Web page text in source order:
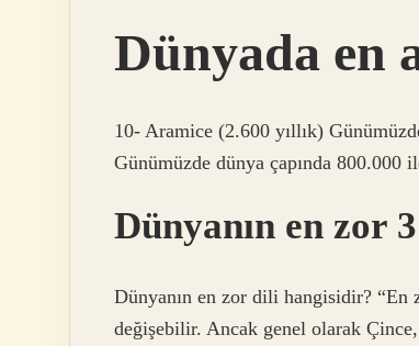
Dünyada en
10- Aramice (2.600 yıllık)
Günümüzde dünya çapında 800.000
Dünyanın en zor
Dünyanın en zor dili hangisidir? “En
değişebilir. Ancak genel olarak